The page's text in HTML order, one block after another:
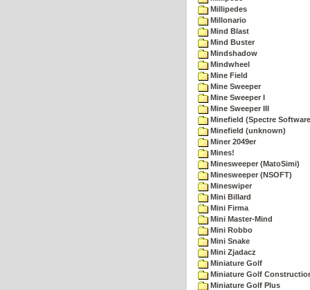
Millipedes
Millonario
Mind Blast
Mind Buster
Mindshadow
Mindwheel
Mine Field
Mine Sweeper
Mine Sweeper I
Mine Sweeper III
Minefield (Spectre
Minefield (unknown)
Miner 2049er
Mines!
Minesweeper (MatoSimi)
Minesweeper (NSOFT)
Mineswiper
Mini Billard
Mini Firma
Mini Master-Mind
Mini Robbo
Mini Snake
Mini Zjadacz
Miniature Golf
Miniature Golf
Miniature Golf Plus